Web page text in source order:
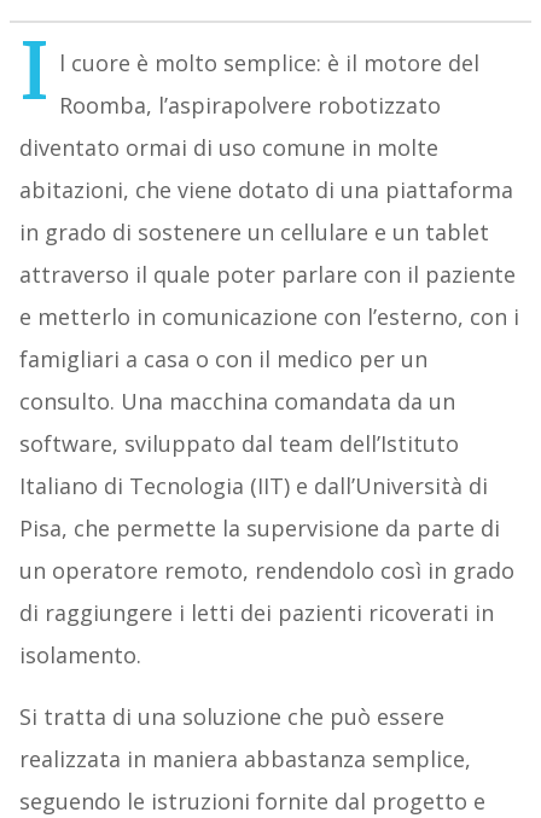
I l cuore è molto semplice: è il motore del
Roomba, l’aspirapolvere robotizzato
diventato ormai di uso comune in molte
abitazioni, che viene dotato di una piattaforma
in grado di sostenere un cellulare e un tablet
attraverso il quale poter parlare con il paziente
e metterlo in comunicazione con l’esterno, con i
famigliari a casa o con il medico per un
consulto. Una macchina comandata da un
software, sviluppato dal team dell’Istituto
Italiano di Tecnologia (IIT) e dall’Università di
Pisa, che permette la supervisione da parte di
un operatore remoto, rendendolo così in grado
di raggiungere i letti dei pazienti ricoverati in
isolamento.
Si tratta di una soluzione che può essere
realizzata in maniera abbastanza semplice,
seguendo le istruzioni fornite dal progetto e